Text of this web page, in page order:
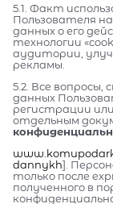
5.1. Факт
Пользователя
данных о его
технологии
аудитории,
рекламы.
5.2. Все вопросы,
данных
регистрации
отдельным
dannykh].
только после
полученного в